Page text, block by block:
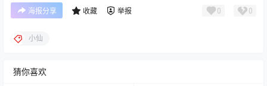
海报分享 收藏 举报 0 0
小仙
猜你喜欢